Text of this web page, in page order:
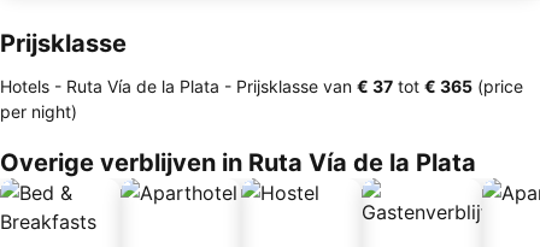
Prijsklasse
Hotels - Ruta Vía de la Plata - Prijsklasse van ‎€ 37 tot ‎€ 365 (price
per night)
Overige verblijven in Ruta Vía de la Plata